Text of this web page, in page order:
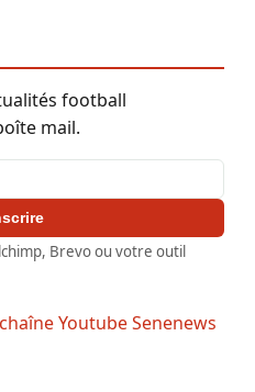
football
mail.
Brevo ou votre outil